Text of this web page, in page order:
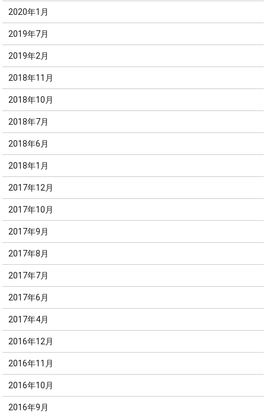
2020年1月
2019年7月
2019年2月
2018年11月
2018年10月
2018年7月
2018年6月
2018年1月
2017年12月
2017年10月
2017年9月
2017年8月
2017年7月
2017年6月
2017年4月
2016年12月
2016年11月
2016年10月
2016年9月